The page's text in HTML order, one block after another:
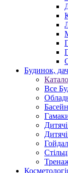
Будинок,
Все